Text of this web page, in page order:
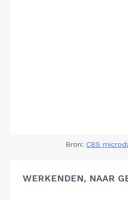
Bron: CBS
WERKENDEN, NAAR